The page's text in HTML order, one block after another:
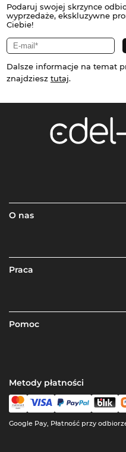
Podaruj swojej skrzynce
wyprzedaże, ekskluzywne
Ciebie!
Dalsze informacje na temat
znajdziesz tutaj.
O nas
Praca
Pomoc
Metody płatności
Google Pay, Płatność przy